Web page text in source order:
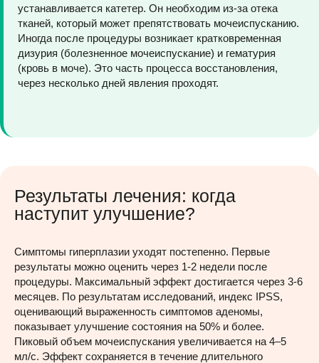
устанавливается катетер. Он необходим из-за отека
тканей, который может препятствовать мочеиспусканию.
Иногда после процедуры возникает кратковременная
дизурия (болезненное мочеиспускание) и гематурия
(кровь в моче). Это часть процесса восстановления,
через несколько дней явления проходят.
Результаты лечения: когда
наступит улучшение?
Симптомы гиперплазии уходят постепенно. Первые
результаты можно оценить через 1-2 недели после
процедуры. Максимальный эффект достигается через 3-6
месяцев. По результатам исследований, индекс IPSS,
оценивающий выраженность симптомов аденомы,
показывает улучшение состояния на 50% и более.
Пиковый объем мочеиспускания увеличивается на 4–5
мл/с. Эффект сохраняется в течение длительного